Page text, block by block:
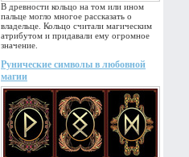
В древности кольцо на том или ином
пальце могло многое рассказать о
владельце. Кольцо считали магическим
атрибутом и придавали ему огромное
значение.
Рунические символы в любовной
магии